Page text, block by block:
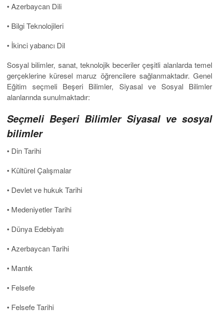
• Azerbaycan Dili
• Bilgi Teknolojileri
• İkinci yabancı Dil
Sosyal bilimler, sanat, teknolojik beceriler çeşitli alanlarda temel
gerçeklerine küresel maruz öğrencilere sağlanmaktadır. Genel
Eğitim seçmeli Beşeri Bilimler, Siyasal ve Sosyal Bilimler
alanlarında sunulmaktadır:
Seçmeli Beşeri Bilimler Siyasal ve sosyal
bilimler
• Din Tarihi
• Kültürel Çalışmalar
• Devlet ve hukuk Tarihi
• Medeniyetler Tarihi
• Dünya Edebiyatı
• Azerbaycan Tarihi
• Mantık
• Felsefe
• Felsefe Tarihi